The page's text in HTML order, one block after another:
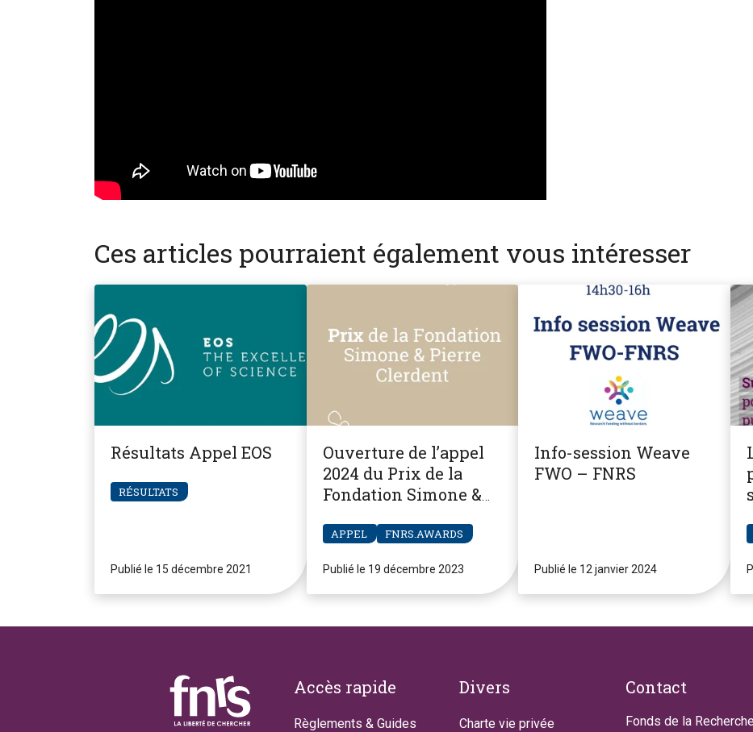
Ces articles pourraient également vous intéresser
Résultats Appel EOS
RÉSULTATS
Publié le 15 décembre 2021
Ouverture de l’appel
2024 du Prix de la
Fondation Simone &
APPEL FNRS.AWARDS
Publié le 19 décembre 2023
Info-session Weave
FWO – FNRS
Publié le 12 janvier 2024
Footer
Accès rapide
Règlements & Guides
Divers
Charte vie privée
Contact
Fonds de la Recherche